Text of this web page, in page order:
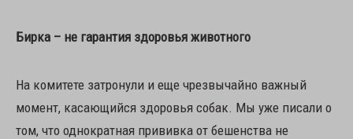
Бирка – не гарантия здоровья животного
На комитете затронули и еще чрезвычайно важный
момент, касающийся здоровья собак. Мы уже писали о
том, что однократная прививка от бешенства не